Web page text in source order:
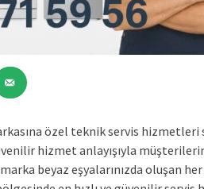
özel teknik servis hizmetleri
hizmet anlayışıyla
beyaz eşyalarınızda oluşan